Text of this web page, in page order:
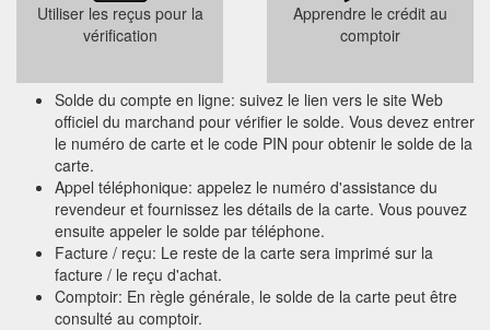
Utiliser les reçus pour la
vérification
Apprendre le crédit au
comptoir
Solde du compte en ligne: suivez le lien vers le site Web
officiel du marchand pour vérifier le solde. Vous devez entrer
le numéro de carte et le code PIN pour obtenir le solde de la
carte.
Appel téléphonique: appelez le numéro d'assistance du
revendeur et fournissez les détails de la carte. Vous pouvez
ensuite appeler le solde par téléphone.
Facture / reçu: Le reste de la carte sera imprimé sur la
facture / le reçu d'achat.
Comptoir: En règle générale, le solde de la carte peut être
consulté au comptoir.